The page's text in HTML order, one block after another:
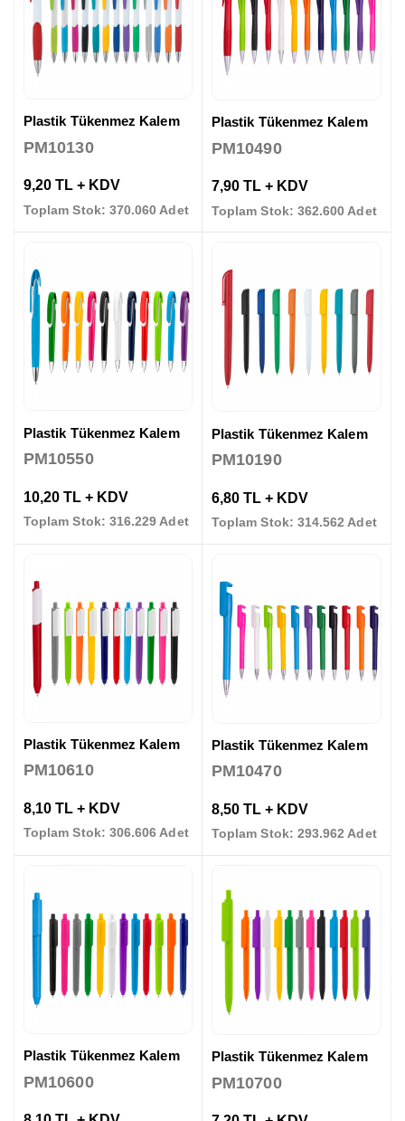
Plastik Tükenmez Kalem
PM10130
9,20 TL + KDV
Toplam Stok: 370.060 Adet
Plastik Tükenmez Kalem
PM10490
7,90 TL + KDV
Toplam Stok: 362.600 Adet
Plastik Tükenmez Kalem
PM10550
10,20 TL + KDV
Toplam Stok: 316.229 Adet
Plastik Tükenmez Kalem
PM10190
6,80 TL + KDV
Toplam Stok: 314.562 Adet
Plastik Tükenmez Kalem
PM10610
8,10 TL + KDV
Toplam Stok: 306.606 Adet
Plastik Tükenmez Kalem
PM10470
8,50 TL + KDV
Toplam Stok: 293.962 Adet
Plastik Tükenmez Kalem
PM10600
Plastik Tükenmez Kalem
PM10700